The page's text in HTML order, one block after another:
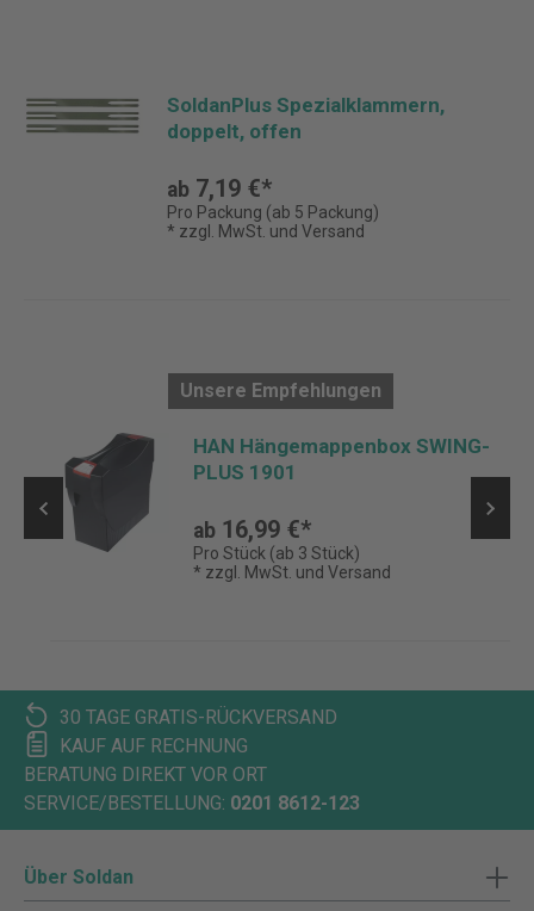
SoldanPlus Spezialklammern,
doppelt, offen
ab 7,19 €*
Pro Packung (ab 5 Packung)
* zzgl. MwSt. und Versand
Unsere Empfehlungen
HAN Hängemappenbox SWING-
PLUS 1901
ab 16,99 €*
Pro Stück (ab 3 Stück)
* zzgl. MwSt. und Versand
30 TAGE GRATIS-RÜCKVERSAND
KAUF AUF RECHNUNG
BERATUNG DIREKT VOR ORT
SERVICE/BESTELLUNG: 0201 8612-123
Über Soldan